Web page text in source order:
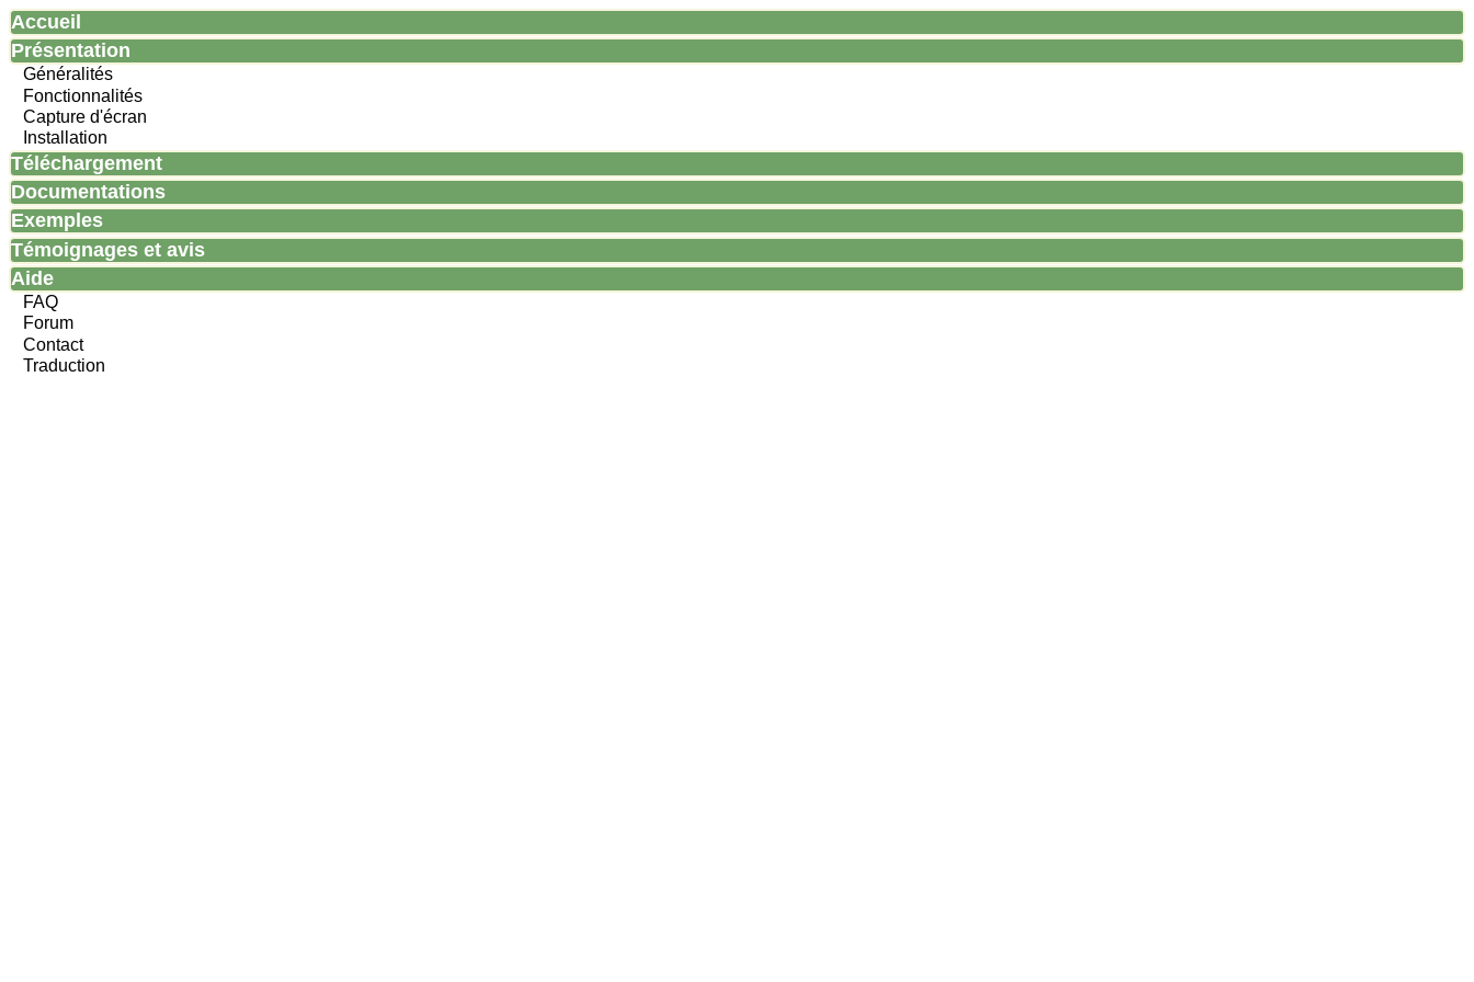
Accueil
Présentation
Généralités
Fonctionnalités
Capture d'écran
Installation
Téléchargement
Documentations
Exemples
Témoignages et avis
Aide
FAQ
Forum
Contact
Traduction